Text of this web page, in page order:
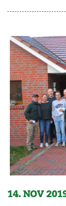
14. NOV